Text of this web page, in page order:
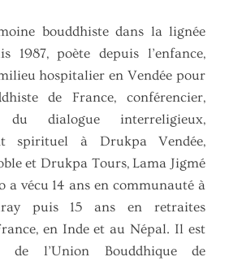
bouddhiste dans la lignée
1987, poète depuis l’enfance,
hospitalier en Vendée pour
de France, conférencier,
du dialogue interreligieux,
spirituel à Drukpa Vendée,
et Drukpa Tours, Lama Jigmé
a vécu 14 ans en communauté à
puis 15 ans en retraites
en Inde et au Népal. Il est
de l’Union Bouddhique de